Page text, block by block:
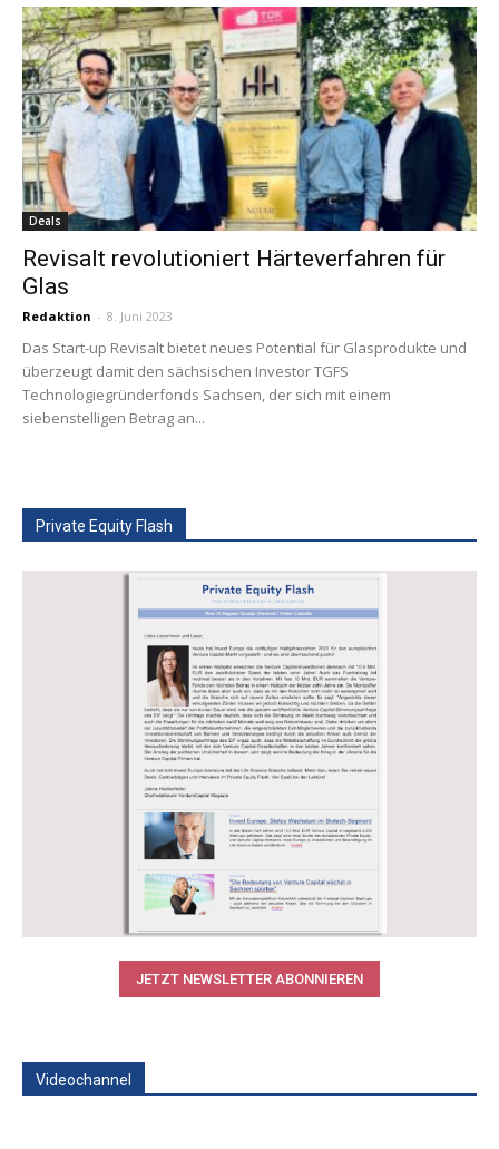
Deals
Revisalt revolutioniert Härteverfahren für
Glas
Redaktion - 8. Juni 2023
Das Start-up Revisalt bietet neues Potential für Glasprodukte und
überzeugt damit den sächsischen Investor TGFS
Technologiegründerfonds Sachsen, der sich mit einem
siebenstelligen Betrag an...
Private Equity Flash
JETZT NEWSLETTER ABONNIEREN
Videochannel